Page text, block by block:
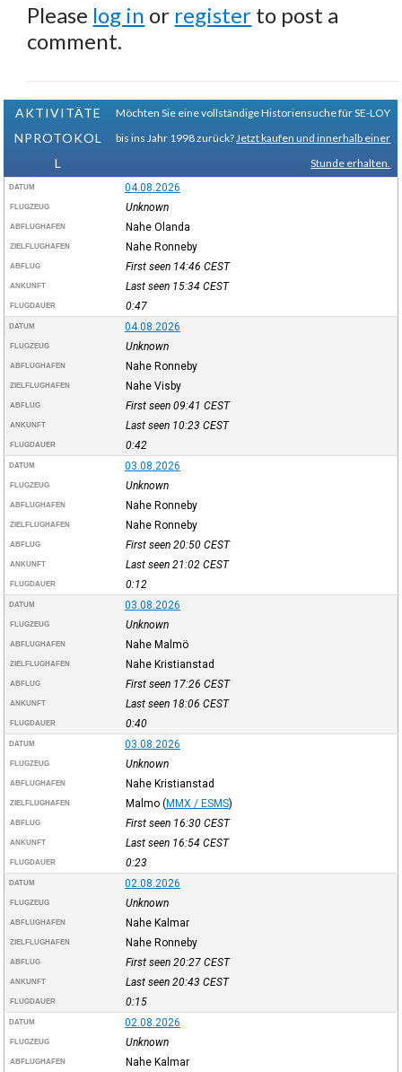
Please log in or register to post a
comment.
AKTIVITÄTE
NPROTOKOL
L
Möchten Sie eine vollständige Historiensuche für SE-LOY
bis ins Jahr 1998 zurück? Jetzt kaufen und innerhalb einer
Stunde erhalten.
DATUM 04.08.2026
FLUGZEUG Unknown
ABFLUGHAFEN Nahe Olanda
ZIELFLUGHAFEN Nahe Ronneby
ABFLUG First seen 14:46 CEST
ANKUNFT Last seen 15:34 CEST
FLUGDAUER 0:47
DATUM 04.08.2026
FLUGZEUG Unknown
ABFLUGHAFEN Nahe Ronneby
ZIELFLUGHAFEN Nahe Visby
ABFLUG First seen 09:41 CEST
ANKUNFT Last seen 10:23 CEST
FLUGDAUER 0:42
DATUM 03.08.2026
FLUGZEUG Unknown
ABFLUGHAFEN Nahe Ronneby
ZIELFLUGHAFEN Nahe Ronneby
ABFLUG First seen 20:50 CEST
ANKUNFT Last seen 21:02 CEST
FLUGDAUER 0:12
DATUM 03.08.2026
FLUGZEUG Unknown
ABFLUGHAFEN Nahe Malmö
ZIELFLUGHAFEN Nahe Kristianstad
ABFLUG First seen 17:26 CEST
ANKUNFT Last seen 18:06 CEST
FLUGDAUER 0:40
DATUM 03.08.2026
FLUGZEUG Unknown
ABFLUGHAFEN Nahe Kristianstad
ZIELFLUGHAFEN Malmo (MMX / ESMS)
ABFLUG First seen 16:30 CEST
ANKUNFT Last seen 16:54 CEST
FLUGDAUER 0:23
DATUM 02.08.2026
FLUGZEUG Unknown
ABFLUGHAFEN Nahe Kalmar
ZIELFLUGHAFEN Nahe Ronneby
ABFLUG First seen 20:27 CEST
ANKUNFT Last seen 20:43 CEST
FLUGDAUER 0:15
DATUM 02.08.2026
FLUGZEUG Unknown
ABFLUGHAFEN Nahe Kalmar